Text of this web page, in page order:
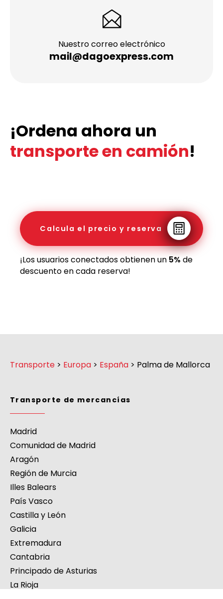
Nuestro correo electrónico
mail@dagoexpress.com
¡Ordena ahora un
transporte en camión!
Calcula el precio y reserva
¡Los usuarios conectados obtienen un 5% de
descuento en cada reserva!
Transporte > Europa > España > Palma de Mallorca
Transporte de mercancías
Madrid
Comunidad de Madrid
Aragón
Región de Murcia
Illes Balears
País Vasco
Castilla y León
Galicia
Extremadura
Cantabria
Principado de Asturias
La Rioja